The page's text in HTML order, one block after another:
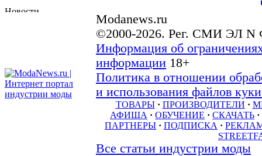
Modanews.ru
©2000-2026. Рег. СМИ ЭЛ N
Информация об
информации 18+
Политика в отношении
и использования файлов
ТОВАРЫ · ПРОИЗВОДИТЕЛИ ·
АФИША · ОБУЧЕНИЕ · СКАЧАТЬ ·
ПАРТНЕРЫ · ПОДПИСКА ·
Все статьи индустрии моды